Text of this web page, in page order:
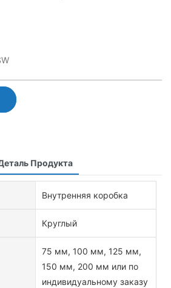
Продукта
Внутренняя коробка
Круглый
75 мм, 100 мм, 125 мм,
150 мм, 200 мм или по
индивидуальному заказу